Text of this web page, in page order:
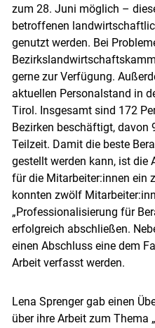
zum 28. Juni möglich –
betroffenen
genutzt werden. Bei
gerne zur Verfügung.
aktuellen Personalstand in
Tirol. Insgesamt sind 172
Bezirken beschäftigt, davon
Teilzeit. Damit die beste
gestellt werden kann, ist die
für die Mitarbeiter:innen ein
konnten zwölf
„Professionalisierung für
erfolgreich abschließen.
einen Abschluss eine dem
Arbeit verfasst werden.
Lena Sprenger gab einen
über ihre Arbeit zum Thema